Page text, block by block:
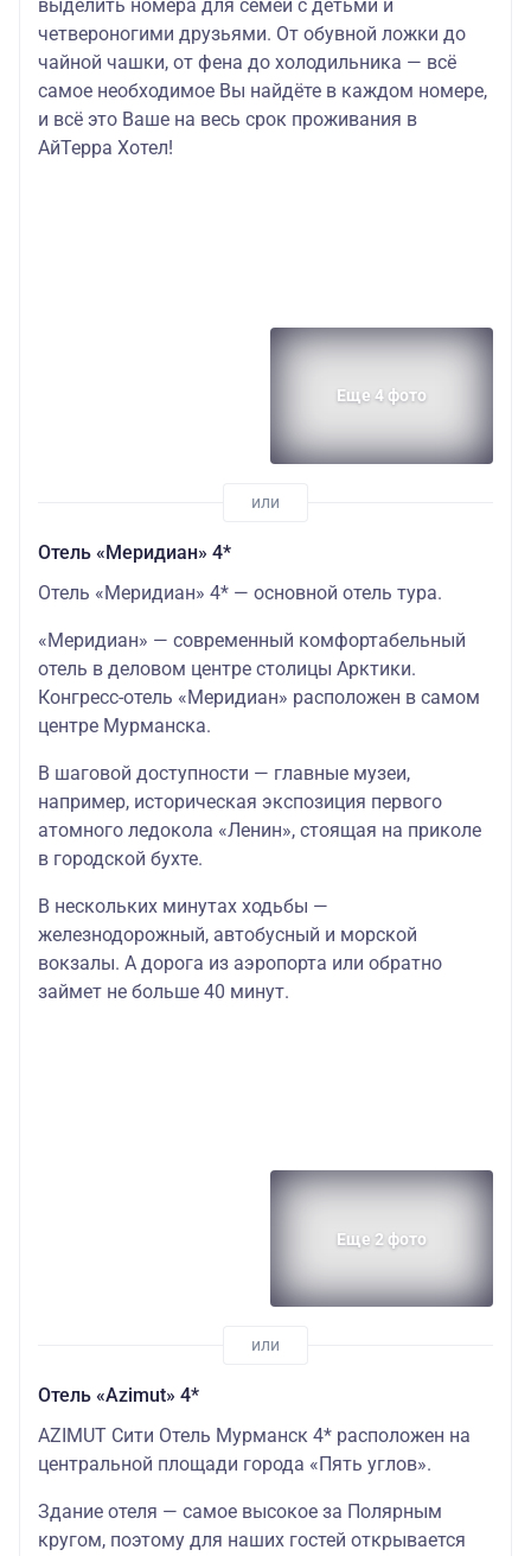
выделить номера для семей с детьми и
четвероногими друзьями. От обувной ложки до
чайной чашки, от фена до холодильника — всё
самое необходимое Вы найдёте в каждом номере,
и всё это Ваше на весь срок проживания в
АйТерра Хотел!
Еще 4 фото
Отель «Меридиан» 4*
Отель «Меридиан» 4* — основной отель тура.
«Меридиан» — современный комфортабельный
отель в деловом центре столицы Арктики.
Конгресс-отель «Меридиан» расположен в самом
центре Мурманска.
В шаговой доступности — главные музеи,
например, историческая экспозиция первого
атомного ледокола «Ленин», стоящая на приколе
в городской бухте.
В нескольких минутах ходьбы —
железнодорожный, автобусный и морской
вокзалы. А дорога из аэропорта или обратно
займет не больше 40 минут.
Еще 2 фото
Отель «Azimut» 4*
AZIMUT Сити Отель Мурманск 4* расположен на
центральной площади города «Пять углов».
Здание отеля — самое высокое за Полярным
кругом, поэтому для наших гостей открывается